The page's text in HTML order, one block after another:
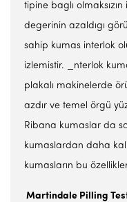
tipine baglı
degerinin azaldıgı
sahip kumas interlok
izlemistir. _nterlok
plakalı makinelerde
azdır ve temel örgü
Ribana kumaslar da
kumaslardan daha
kumasların bu
Martindale Pilling